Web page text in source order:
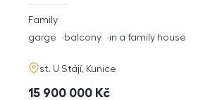
rozměry
disposition
Family
funkce
garge balcony in a family house
adresa
st. U Stájí, Kunice
cena
15 900 000 Kč